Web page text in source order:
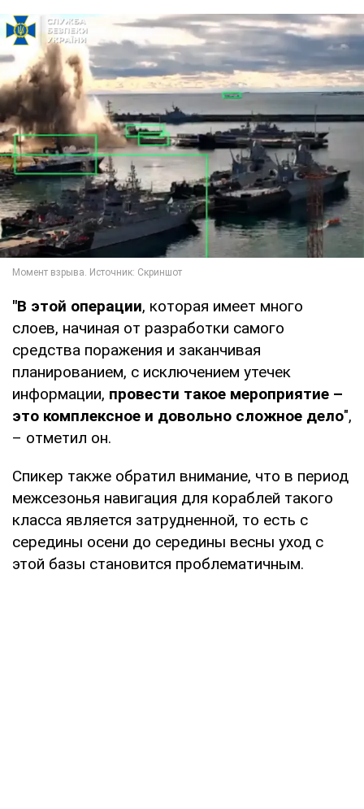
"В этой операции, которая имеет много
слоев, начиная от разработки самого
средства поражения и заканчивая
планированием, с исключением утечек
информации, провести такое мероприятие –
это комплексное и довольно сложное дело",
– отметил он.
Спикер также обратил внимание, что в период
межсезонья навигация для кораблей такого
класса является затрудненной, то есть с
середины осени до середины весны уход с
этой базы становится проблематичным.